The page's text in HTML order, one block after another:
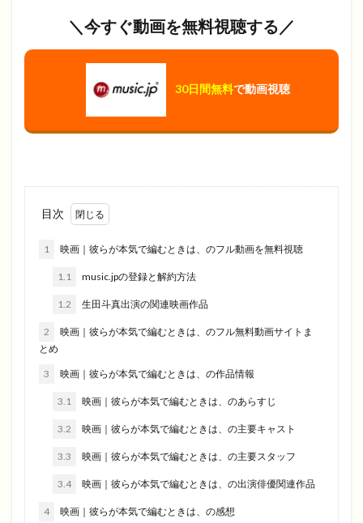
＼今すぐ動画を無料視聴する／
30日間無料で動画視聴
目次
1 映画｜彼らが本気で編むときは、のフル動画を無料視聴
1.1 music.jpの登録と解約方法
1.2 生田斗真出演の関連映画作品
2
映画｜彼らが本気で編むときは、のフル無料動画サイトま
とめ
3 映画｜彼らが本気で編むときは、の作品情報
3.1 映画｜彼らが本気で編むときは、のあらすじ
3.2 映画｜彼らが本気で編むときは、の主要キャスト
3.3 映画｜彼らが本気で編むときは、の主要スタッフ
3.4 映画｜彼らが本気で編むときは、の出演俳優関連作品
4 映画｜彼らが本気で編むときは、の感想